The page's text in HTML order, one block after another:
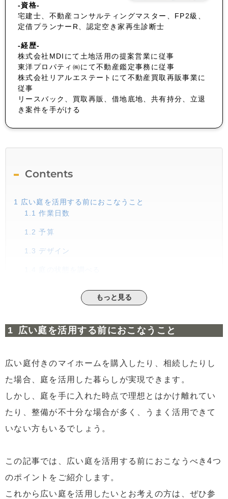
-資格-
宅建士、不動産コンサルティングマスター、FP2級、
定借プランナーR、認定空き家再生診断士
-経歴-
株式会社MDIにて土地活用の提案営業に従事
東洋プロパティ㈱にて不動産鑑定事務に従事
株式会社リアルエステートにて不動産買取再販事業に
従事
リースバック、買取再販、借地底地、共有持分、立退
き案件を手がける
Contents
1
広い庭を活用する前におこなうこと
1.1 作業日数
1.2 予算
1.3 デザイン
広い庭を活用するメリット・デメリット
3広い庭の活用方法
3.2屋根の設置
3.3 レンガでスペースを分ける
4
広い庭を上手に活用するポイント
過ごし方を考える
4.3 プライバシーを確保する
5まとめ
もっと見る
広い庭を活用する前におこなうこと
広い庭付きのマイホームを購入したり、相続したりし
た場合、庭を活用した暮らしが実現できます。
しかし、庭を手に入れた時点で理想とはかけ離れてい
たり、整備が不十分な場合が多く、うまく活用できて
いない方もいるでしょう。
この記事では、広い庭を活用する前におこなうべき4つ
のポイントをご紹介します。
これから広い庭を活用したいとお考えの方は、ぜひ参